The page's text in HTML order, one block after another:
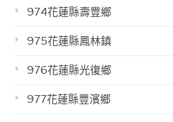
974花蓮縣壽豐鄉
975花蓮縣鳳林鎮
976花蓮縣光復鄉
977花蓮縣豐濱鄉